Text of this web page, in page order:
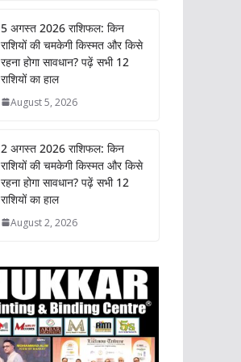
e
d
I
n
L
i
n
e
5 अगस्त 2026 राशिफल: किन
राशियों की चमकेगी किस्मत और किसे
रहना होगा सावधान? पढ़ें सभी 12
राशियों का हाल
August 5, 2026
2 अगस्त 2026 राशिफल: किन
राशियों की चमकेगी किस्मत और किसे
रहना होगा सावधान? पढ़ें सभी 12
राशियों का हाल
August 2, 2026